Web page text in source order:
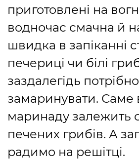
приготовлені на
водночас смачна й
швидка в запіканні
печериці чи білі
заздалегідь потрібно
замаринувати. Саме
маринаду залежить
печених грибів. А
радимо на решітці.